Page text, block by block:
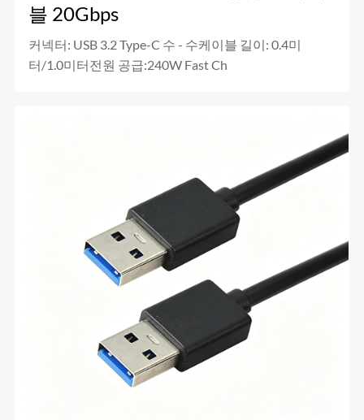
블 20Gbps
커넥터: USB 3.2 Type-C 수 - 수케이블 길이: 0.4미
터/1.0미터전원 공급:240W Fast Ch